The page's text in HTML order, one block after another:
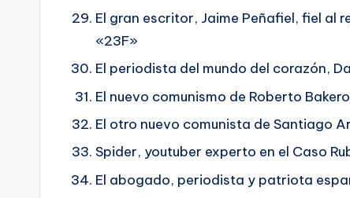
El gran escritor, Jaime Peñafiel, fiel al
«23F»
El periodista del mundo del corazón,
El nuevo comunismo de Roberto Bakero
El otro nuevo comunista de Santiago
Spider, youtuber experto en el Caso
El abogado, periodista y patriota